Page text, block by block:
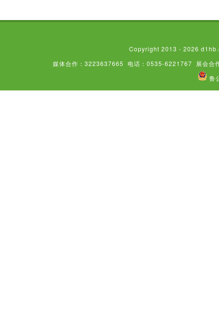
Copyright 2013 - 2026
媒体合作：3223637665
电话：0535-6221767 展会合
鲁